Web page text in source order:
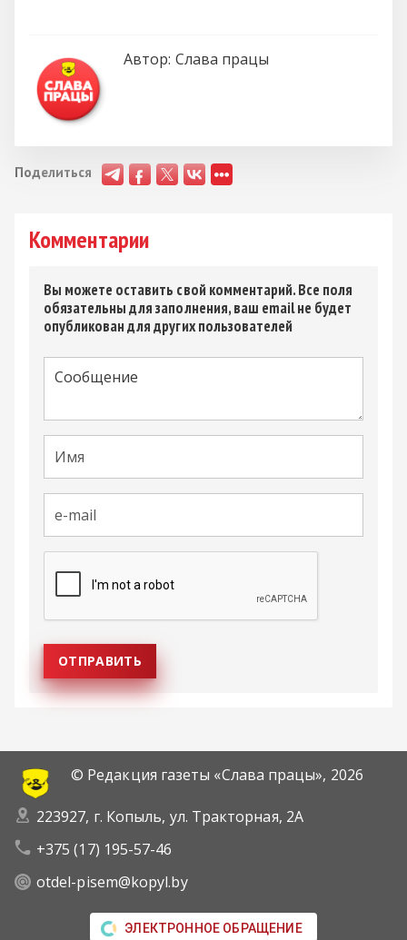
Автор: Слава працы
Поделиться
Комментарии
Вы можете оставить свой комментарий. Все поля
обязательны для заполнения, ваш email не будет
опубликован для других пользователей
© Редакция газеты «Слава працы», 2026
223927, г. Копыль, ул. Тракторная, 2А
+375 (17) 195-57-46
otdel-pisem@kopyl.by
ЭЛЕКТРОННОЕ ОБРАЩЕНИЕ